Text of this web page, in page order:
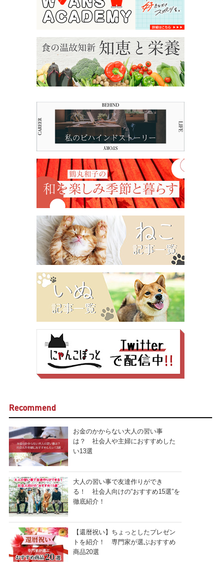
Recommend
お金のかからない大人の習い事
は？ 社会人や主婦におすすめした
い13選
大人の習い事で友達作りができ
る！ 社会人向けの“おすすめ15選”を
徹底紹介！
【還暦祝い】ちょっとしたプレゼン
トを紹介！ 専門家が選ぶおすすめ
商品20選